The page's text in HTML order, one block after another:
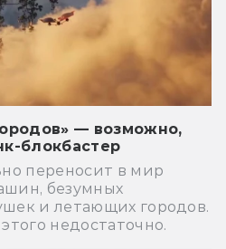
— возможно,
блокбастер
переносит в мир
безумных
и летающих городов.
недостаточно.